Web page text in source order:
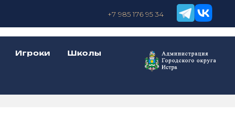
+7 985 176 95 34
Игроки Школы